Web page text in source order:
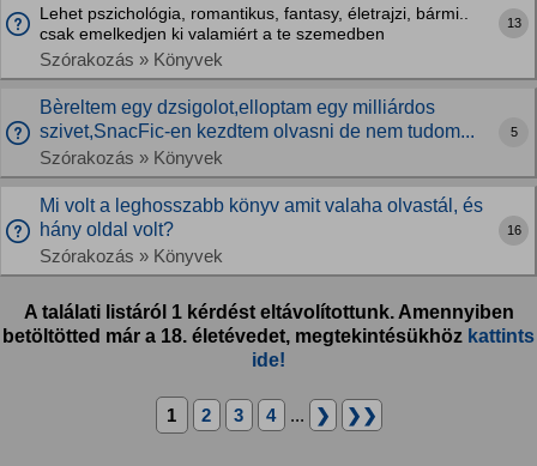
Lehet pszichológia, romantikus, fantasy, életrajzi, bármi..
csak emelkedjen ki valamiért a te szemedben
Szórakozás » Könyvek
13
Bèreltem egy dzsigolot,elloptam egy milliárdos
szivet,SnacFic-en kezdtem olvasni de nem tudom...
Szórakozás » Könyvek
5
Mi volt a leghosszabb könyv amit valaha olvastál, és
hány oldal volt?
Szórakozás » Könyvek
16
A találati listáról 1 kérdést eltávolítottunk. Amennyiben
betöltötted már a 18. életévedet, megtekintésükhöz kattints
ide!
1 2 3 4 ... ❯ ❯❯